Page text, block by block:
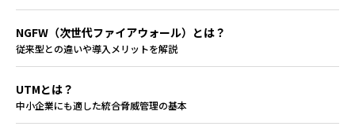
NGFW（次世代ファイアウォール）とは？
従来型との違いや導入メリットを解説
UTMとは？
中小企業にも適した統合脅威管理の基本